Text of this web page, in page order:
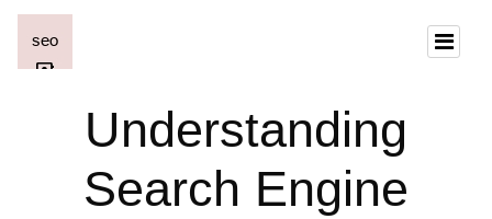
Understanding
Search Engine